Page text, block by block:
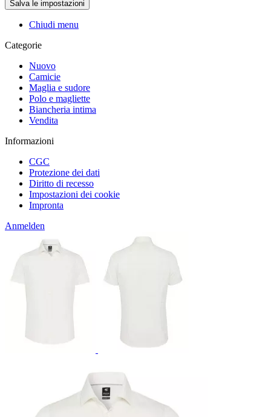
Chiudi menu
Categorie
Nuovo
Camicie
Maglia e sudore
Polo e magliette
Biancheria intima
Vendita
Informazioni
CGC
Protezione dei dati
Diritto di recesso
Impostazioni dei cookie
Impronta
Anmelden